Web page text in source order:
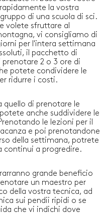
la vostra
di una scuola di sci.
volete sfruttare al
vi consigliamo di
per l'intera settimana
il pacchetto di
2 o 3 ore di
potete condividere le
ridurre i costi.
quello di prenotare le
anche suddividere le
le lezioni per il
e poi prenotandone
della settimana, potrete
continui a progredire.
grande beneficio
un maestro per
della vostra tecnica, ad
sui pendii ripidi o se
che vi indichi dove